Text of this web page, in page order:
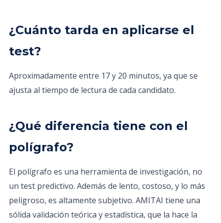
¿Cuánto tarda en aplicarse el
test?
Aproximadamente entre 17 y 20 minutos, ya que se
ajusta al tiempo de lectura de cada candidato.
¿Qué diferencia tiene con el
polígrafo?
El polígrafo es una herramienta de investigación, no
un test predictivo. Además de lento, costoso, y lo más
peligroso, es altamente subjetivo. AMITAI tiene una
sólida validación teórica y estadística, que la hace la